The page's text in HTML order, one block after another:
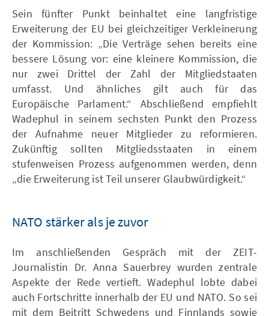
Sein fünfter Punkt beinhaltet eine langfristige
Erweiterung der EU bei gleichzeitiger Verkleinerung
der Kommission: „Die Verträge sehen bereits eine
bessere Lösung vor: eine kleinere Kommission, die
nur zwei Drittel der Zahl der Mitgliedstaaten
umfasst. Und ähnliches gilt auch für das
Europäische Parlament.“ Abschließend empfiehlt
Wadephul in seinem sechsten Punkt den Prozess
der Aufnahme neuer Mitglieder zu reformieren.
Zukünftig sollten Mitgliedsstaaten in einem
stufenweisen Prozess aufgenommen werden, denn
„die Erweiterung ist Teil unserer Glaubwürdigkeit.“
NATO stärker als je zuvor
Im anschließenden Gespräch mit der ZEIT-
Journalistin Dr. Anna Sauerbrey wurden zentrale
Aspekte der Rede vertieft. Wadephul lobte dabei
auch Fortschritte innerhalb der EU und NATO. So sei
mit dem Beitritt Schwedens und Finnlands sowie